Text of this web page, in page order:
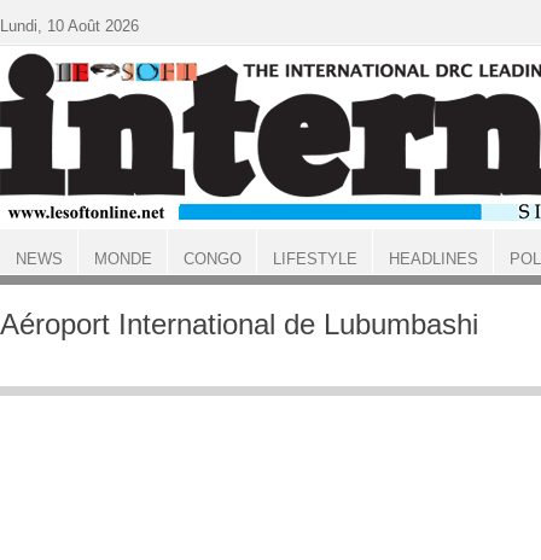
ACCUEIL
Aéroport International de Lubumbashi
Lundi, 10 Août 2026
NEWS MONDE CONGO LIFESTYLE HEADLINES